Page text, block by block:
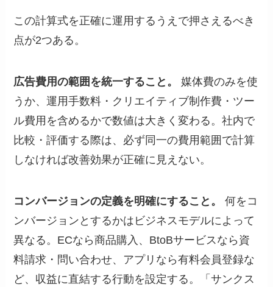
この計算式を正確に運用するうえで押さえるべき
点が2つある。
広告費用の範囲を統一すること。
媒体費のみを使
うか、運用手数料・クリエイティブ制作費・ツー
ル費用を含めるかで数値は大きく変わる。社内で
比較・評価する際は、必ず同一の費用範囲で計算
しなければ改善効果が正確に見えない。
コンバージョンの定義を明確にすること。
何をコ
ンバージョンとするかはビジネスモデルによって
異なる。ECなら商品購入、BtoBサービスなら資
料請求・問い合わせ、アプリなら有料会員登録な
ど、収益に直結する行動を設定する。「サンクス